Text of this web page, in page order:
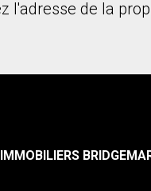
l'adresse de la